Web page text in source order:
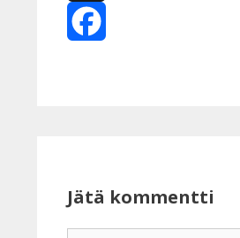
X
Jätä kommentti